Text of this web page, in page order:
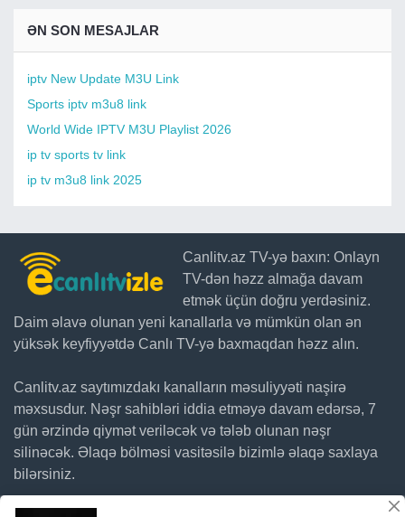
ƏN SON MESAJLAR
iptv New Update M3U Link
Sports iptv m3u8 link
World Wide IPTV M3U Playlist 2026
ip tv sports tv link
ip tv m3u8 link 2025
Canlitv.az TV-yə baxın: Onlayn
TV-dən həzz almağa davam
etmək üçün doğru yerdəsiniz.
Daim əlavə olunan yeni kanallarla və mümkün olan ən
yüksək keyfiyyətdə Canlı TV-yə baxmaqdan həzz alın.
Canlitv.az saytımızdakı kanalların məsuliyyəti naşirə
məxsusdur. Nəşr sahibləri iddia etməyə davam edərsə, 7
gün ərzində qiymət veriləcək və tələb olunan nəşr
silinəcək. Əlaqə bölməsi vasitəsilə bizimlə əlaqə saxlaya
bilərsiniz.